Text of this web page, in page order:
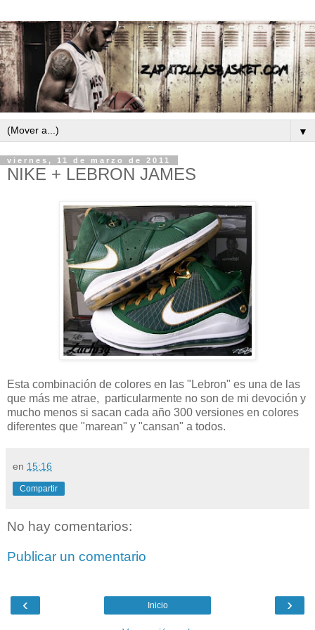
▼
viernes, 11 de marzo de 2011
NIKE + LEBRON JAMES
Esta combinación de colores en las "Lebron" es una de las
que más me atrae, particularmente no son de mi devoción y
mucho menos si sacan cada año 300 versiones en colores
diferentes que "marean" y "cansan" a todos.
en 15:16
Compartir
No hay comentarios:
Publicar un comentario
‹ ›
Inicio